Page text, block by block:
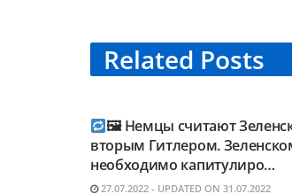
Related Posts
TELEGRAM KANAL
🖼 Немцы считают
вторым Гитлером.
необходимо капитулиро…
27.07.2022 - UPDATED ON 31.07.2022